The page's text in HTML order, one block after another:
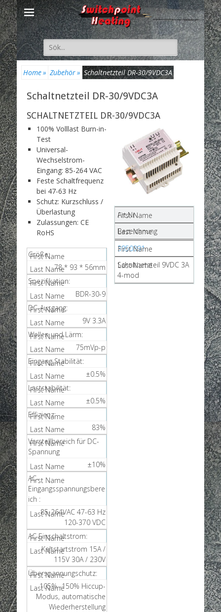
Suche
nach:
Home» Zubehör» Schaltnetzteil DR-30/9VDC3A
Schaltnetzteil DR-30/9VDC3A
SCHALTNETZTEIL DR-30/9VDC3A
100% Volllast Burn-in-
Test
Universal-
Wechselstrom-
Eingang: 85-264 VAC
Feste Schaltfrequenz
bei 47-63 Hz
Schutz: Kurzschluss /
Überlastung
Zulassungen: CE
RoHS
Größe:
78 * 93 * 56mm
Spezifikation:
BDR-30-9
DC-Ausgang:
9V 3.3A
Wellen und Lärm:
75mVp-p
Eingang Stabilität:
±0.5%
Laststabilität:
±0.5%
Effizienz:
83%
Verstellbereich für DC-
Spannung
±10%
AC-
Eingangsspannungsbere
ich :
85-264VAC 47-63 Hz
120-370 VDC
AC Einschaltstrom:
Kaltstartstrom 15A /
115V 30A / 230V
Überspannungschutz:
105% -150% Hiccup-
Modus, automatische
Wiederherstellung
Art.Nr
Bezeichnung
3950391
Schaltnetzteil 9VDC 3A
4-mod